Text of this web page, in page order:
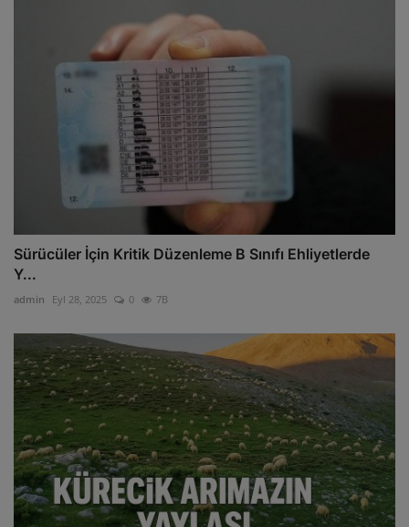
Sürücüler İçin Kritik Düzenleme B Sınıfı Ehliyetlerde
Y...
admin Eyl 28, 2025 0 7B